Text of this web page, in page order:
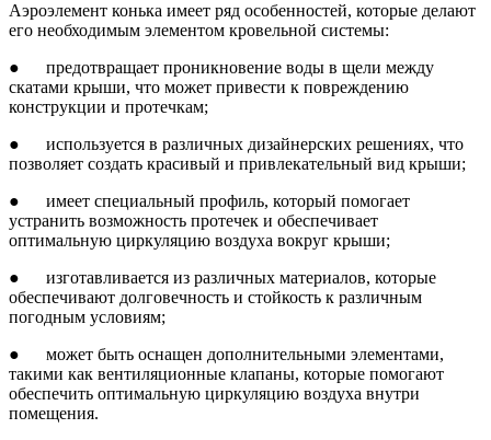
Аэроэлемент конька имеет ряд особенностей, которые делают
его необходимым элементом кровельной системы:
● предотвращает проникновение воды в щели между
скатами крыши, что может привести к повреждению
конструкции и протечкам;
● используется в различных дизайнерских решениях, что
позволяет создать красивый и привлекательный вид крыши;
● имеет специальный профиль, который помогает
устранить возможность протечек и обеспечивает
оптимальную циркуляцию воздуха вокруг крыши;
● изготавливается из различных материалов, которые
обеспечивают долговечность и стойкость к различным
погодным условиям;
● может быть оснащен дополнительными элементами,
такими как вентиляционные клапаны, которые помогают
обеспечить оптимальную циркуляцию воздуха внутри
помещения.